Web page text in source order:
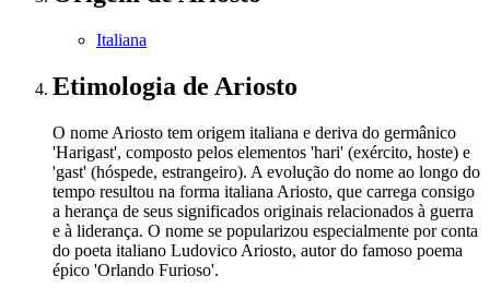
Italiana
Etimologia de Ariosto
O nome Ariosto tem origem italiana e deriva do germânico
'Harigast', composto pelos elementos 'hari' (exército, hoste) e
'gast' (hóspede, estrangeiro). A evolução do nome ao longo do
tempo resultou na forma italiana Ariosto, que carrega consigo
a herança de seus significados originais relacionados à guerra
e à liderança. O nome se popularizou especialmente por conta
do poeta italiano Ludovico Ariosto, autor do famoso poema
épico 'Orlando Furioso'.